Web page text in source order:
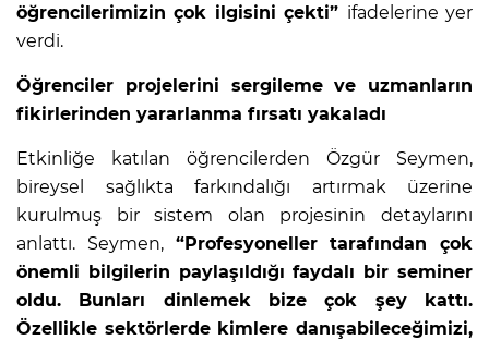
öğrencilerimizin çok ilgisini çekti” ifadelerine yer
verdi.
Öğrenciler projelerini sergileme ve uzmanların
fikirlerinden yararlanma fırsatı yakaladı
Etkinliğe katılan öğrencilerden Özgür Seymen,
bireysel sağlıkta farkındalığı artırmak üzerine
kurulmuş bir sistem olan projesinin detaylarını
anlattı. Seymen, “Profesyoneller tarafından çok
önemli bilgilerin paylaşıldığı faydalı bir seminer
oldu. Bunları dinlemek bize çok şey kattı.
Özellikle sektörlerde kimlere danışabileceğimizi,